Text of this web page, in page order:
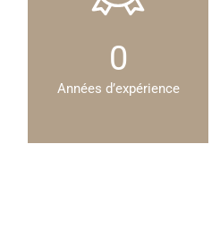
0
Années d’expérience